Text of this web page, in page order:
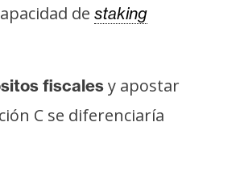
de staking
fiscales y apostar
C se diferenciaría